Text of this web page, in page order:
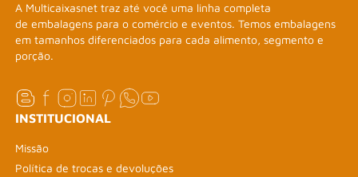
A Multicaixasnet traz até você uma linha completa
de embalagens para o comércio e eventos. Temos embalagens
em tamanhos diferenciados para cada alimento, segmento e
porção.
INSTITUCIONAL
Missão
Política de trocas e devoluções